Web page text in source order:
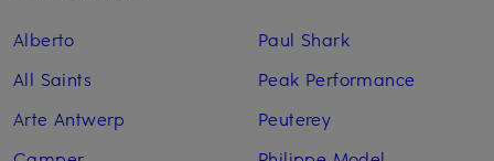
Alberto
All Saints
Arte Antwerp
Paul Shark
Peak Performance
Peuterey